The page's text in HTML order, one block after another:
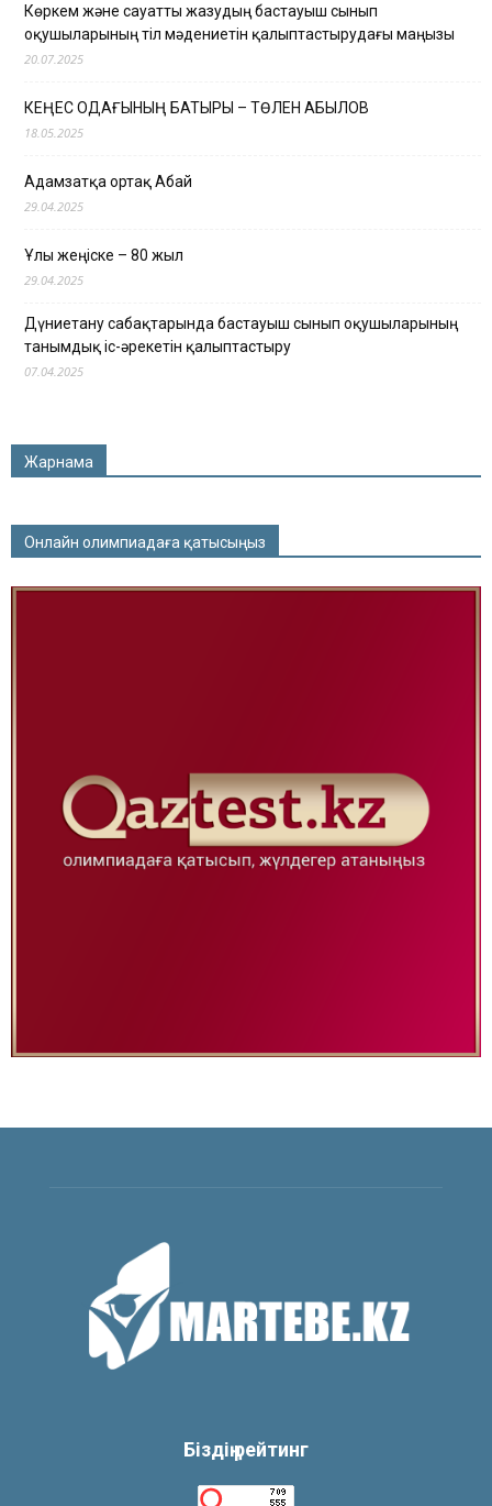
Көркем және сауатты жазудың бастауыш сынып
оқушыларының тіл мәдениетін қалыптастырудағы маңызы
20.07.2025
КЕҢЕС ОДАҒЫНЫҢ БАТЫРЫ – ТӨЛЕН ҚАБЫЛОВ
18.05.2025
Адамзатқа ортақ Абай
29.04.2025
Ұлы жеңіске – 80 жыл
29.04.2025
Дүниетану сабақтарында бастауыш сынып оқушыларының
танымдық іс-әрекетін қалыптастыру
07.04.2025
Жарнама
Онлайн олимпиадаға қатысыңыз
Біздің рейтинг